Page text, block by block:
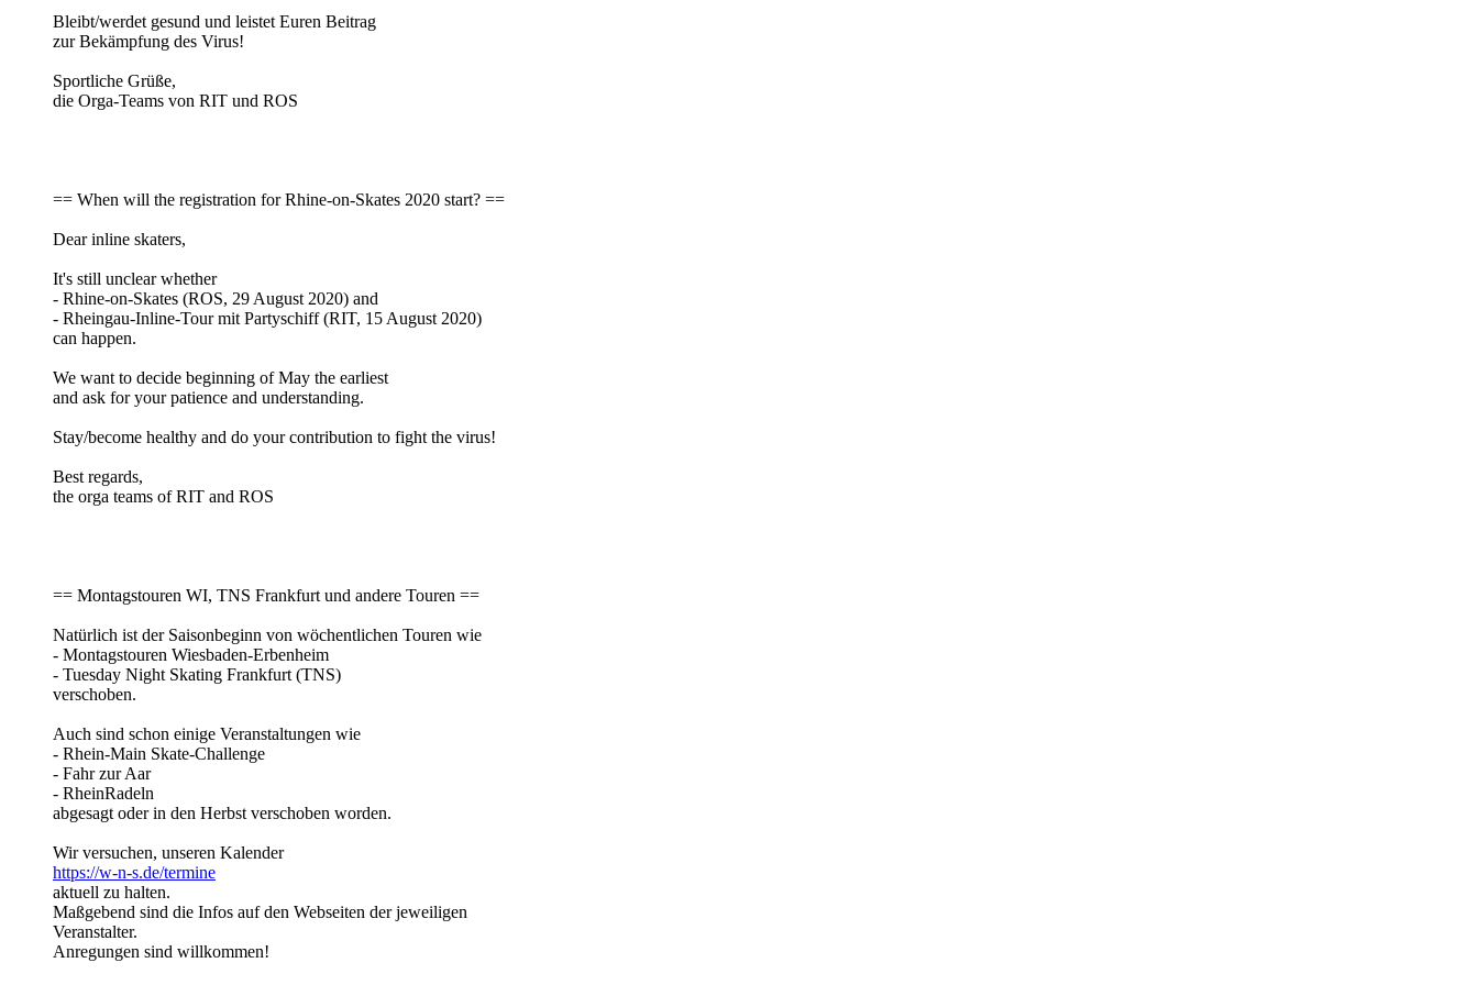
Bleibt/werdet gesund und leistet Euren Beitrag
zur Bekämpfung des Virus!
Sportliche Grüße,
die Orga-Teams von RIT und ROS
== When will the registration for Rhine-on-Skates 2020 start? ==
Dear inline skaters,
It's still unclear whether
- Rhine-on-Skates (ROS, 29 August 2020) and
- Rheingau-Inline-Tour mit Partyschiff (RIT, 15 August 2020)
can happen.
We want to decide beginning of May the earliest
and ask for your patience and understanding.
Stay/become healthy and do your contribution to fight the virus!
Best regards,
the orga teams of RIT and ROS
== Montagstouren WI, TNS Frankfurt und andere Touren ==
Natürlich ist der Saisonbeginn von wöchentlichen Touren wie
- Montagstouren Wiesbaden-Erbenheim
- Tuesday Night Skating Frankfurt (TNS)
verschoben.
Auch sind schon einige Veranstaltungen wie
- Rhein-Main Skate-Challenge
- Fahr zur Aar
- RheinRadeln
abgesagt oder in den Herbst verschoben worden.
Wir versuchen, unseren Kalender
https://w-n-s.de/termine
aktuell zu halten.
Maßgebend sind die Infos auf den Webseiten der jeweiligen
Veranstalter.
Anregungen sind willkommen!